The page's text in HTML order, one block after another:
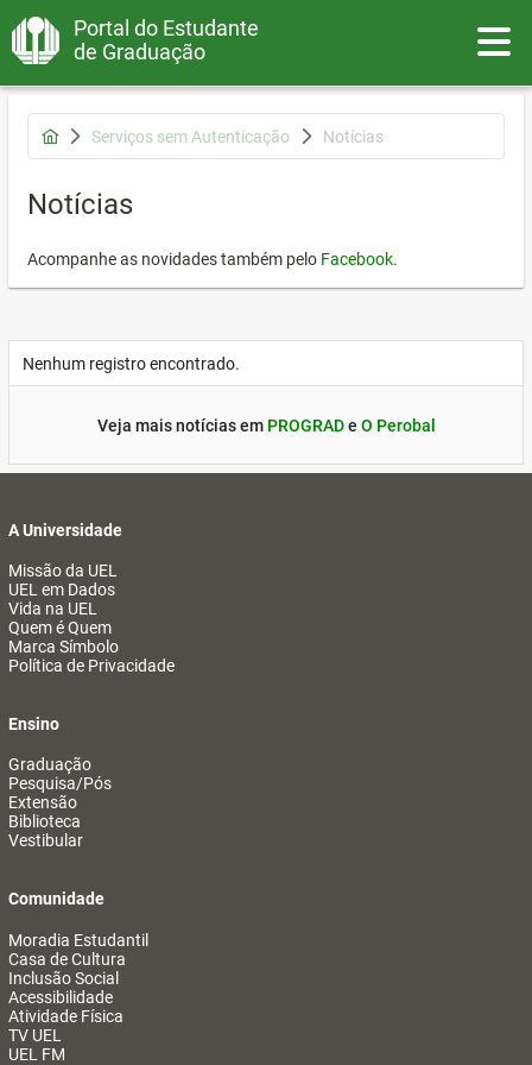
Portal do Estudante
de Graduação
Serviços sem Autenticação Notícias
Notícias
Acompanhe as novidades também pelo Facebook.
Nenhum registro encontrado.
Veja mais notícias em PROGRADe O Perobal
A Universidade
Missão da UEL
UEL em Dados
Vida na UEL
Quem é Quem
Marca Símbolo
Política de Privacidade
Ensino
Graduação
Pesquisa/Pós
Extensão
Biblioteca
Vestibular
Comunidade
Moradia Estudantil
Casa de Cultura
Inclusão Social
Acessibilidade
Atividade Física
TV UEL
UEL FM